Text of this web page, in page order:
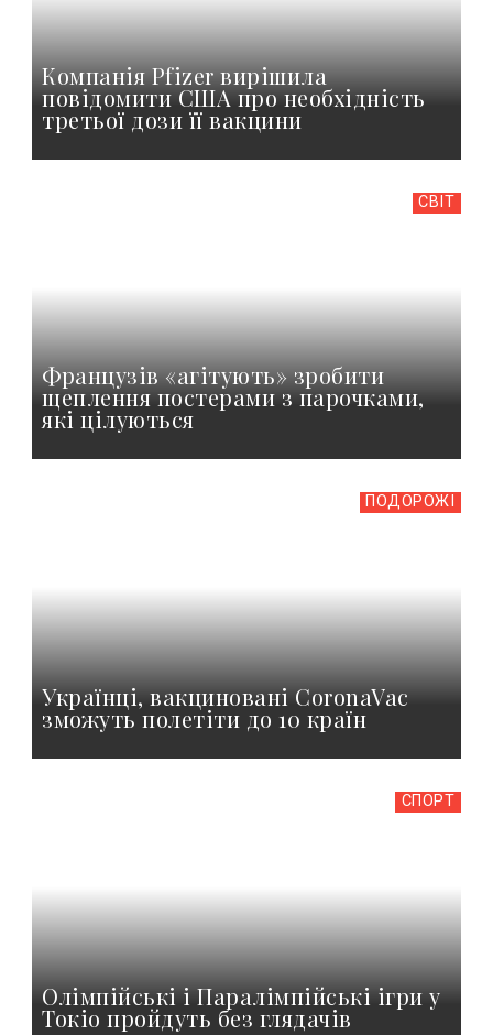
Компанія Pfizer вирішила
повідомити США про необхідність
третьої дози її вакцини
СВІТ
Французів «агітують» зробити
щеплення постерами з парочками,
які цілуються
ПОДОРОЖІ
Українці, вакциновані CoronaVac
зможуть полетіти до 10 країн
СПОРТ
Олімпійські і Паралімпійські ігри у
Токіо пройдуть без глядачів